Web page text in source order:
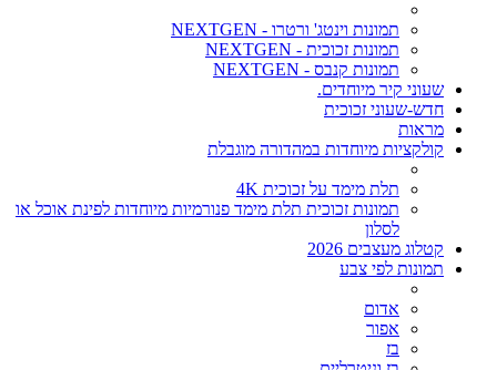
תמונות וינטג' ורטרו - NEXTGEN
תמונות זכוכית - NEXTGEN
תמונות קנבס - NEXTGEN
שעוני קיר מיוחדים.
חדש-שעוני זכוכית
מראות
קולקציות מיוחדות במהדורה מוגבלת
תלת מימד על זכוכית 4K
תמונות זכוכית תלת מימד פנורמיות מיוחדות לפינת אוכל או
לסלון
קטלוג מעצבים 2026
תמונות לפי צבע
אדום
אפור
בז